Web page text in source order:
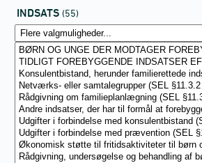
INDSATS (55)